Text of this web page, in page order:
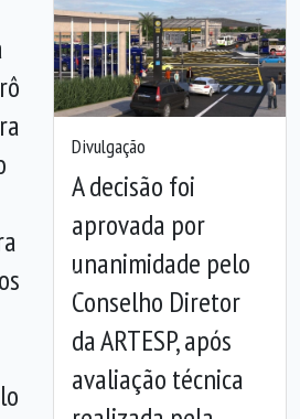
Divulgação
A decisão foi
aprovada por
unanimidade pelo
Conselho Diretor
da ARTESP, após
avaliação técnica
Anterior